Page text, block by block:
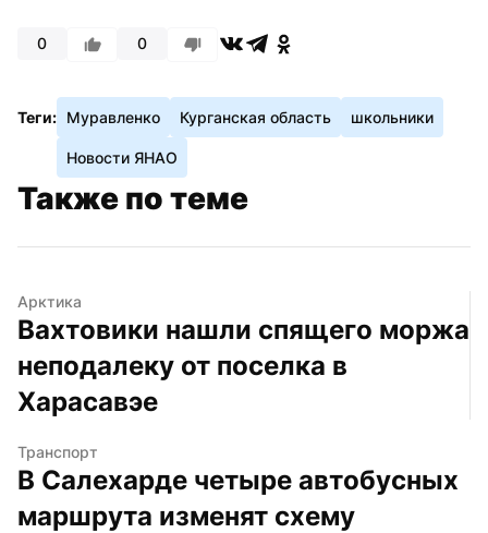
0 0
Теги: Муравленко Курганская область школьники
Новости ЯНАО
Также по теме
Арктика
Вахтовики нашли спящего моржа
неподалеку от поселка в
Харасавэе
Транспорт
В Салехарде четыре автобусных
маршрута изменят схему